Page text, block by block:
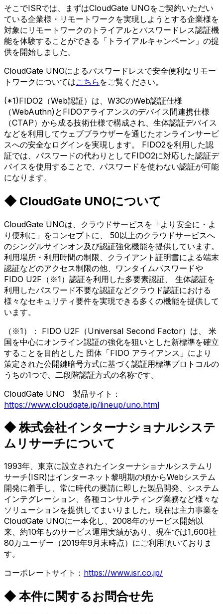
そこでISRでは、まずはCloudGate UNOをご契約いただい
ている企業様・リモートワークを実現しようとする企業様を
対象にリモートワークのトライアルとパスワードレス認証機
能を体験することができる「トライアルキャンペーン」の提
供を開始しました。
CloudGate UNOによるパスワードレスで安全便利なリモー
トワークについてはこちら をご覧ください。
(*1)FIDO2（Web認証）は、W3CのWeb認証仕様
（WebAuthn)とFIDOアライアンスのデバイス間連携仕様
（CTAP）から成る技術仕様で構成され、生体認証デバイス
などを利用してウェブブラウザーを通じたオンラインサービ
スへの安全なログインを実現します。 FIDO2を利用した認
証では、パスワードの代わりとしてFIDO2に対応した認証デ
バイスを使用することで、パスワードを使わない認証が可能
になります。
◆ CloudGate UNOについて
CloudGate UNOは、クラウドサービスを「より安全に・よ
り便利に」をコンセプトに、 50以上のクラウドサービスへ
のシングルサインオン及び認証強化機能を提供しています。
利用場所・利用時間の制限、クライアント証明書による端末
認証などのアクセス制限の他、ワンタイムパスワードや
FIDO U2F（※1）認証を利用した多要素認証、 生体認証を
利用したパスワード不要な認証などクラウド認証における
様々なセキュリティ要件を実現できる多くの機能を提供して
います。
（※1）： FIDO U2F（Universal Second Factor）は、 米
国を中心にオンライン認証の強化を狙いとした新標準を確立
することを目的とした 団体「FIDO アライアンス」により
策定された公開鍵暗号方式に基づく認証用標準プロトコルの
うちの1つで、二段階認証方式の名称です。
CloudGate UNO 製品サイト：
https://www.cloudgate.jp/lineup/uno.html
◆ 株式会社インターナショナルシステ
ムリサーチについて
1993年、東京に設立されたインターナショナルシステムリ
サーチ(ISR)はインターネット黎明期の頃からWebシステム
開発に着手し、常に時代の要請に即した製品開発、システム
インテグレーション、各種コンサルティング業務など様々な
ソリューションを提供してまいりました。現在は主力事業を
CloudGate UNOに一本化し、2008年のサービス開始以
来、約10年ものサービス運用実績があり、現在では1,600社
80万ユーザー（2019年9月末時点）にご利用頂いておりま
す。
コーポレートサイト： https://www.isr.co.jp/
◆ 本件に関するお問合せ先